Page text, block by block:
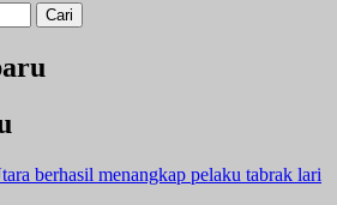
berhasil menangkap pelaku tabrak lari